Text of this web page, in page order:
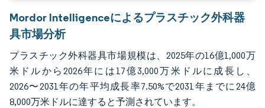
Mordor Intelligenceによるプラスチック外科器
具市場分析
プラスチック外科器具市場規模は、2025年の16億1,000万
米ドルから2026年には17億3,000万米ドルに成長し、
2026〜2031年の年平均成長率7.50%で2031年までに24億
8,000万米ドルに達すると予測されています。